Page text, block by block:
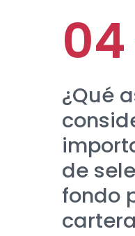
¿Qué
de
fondo